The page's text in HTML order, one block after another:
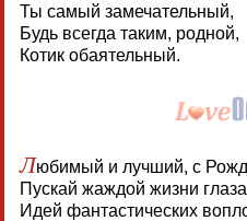
Ты самый замечательный,
Будь всегда таким, родной,
Котик обаятельный.
Любимый и лучший, с
Пускай жаждой жизни глаза
Идей фантастических